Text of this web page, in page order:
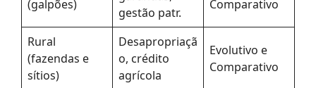
(galpões)
gestão patr.
Comparativo
Rural
(fazendas e
sítios)
Desapropriaçã
o, crédito
agrícola
Evolutivo e
Comparativo